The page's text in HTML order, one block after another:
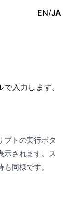
EN/JA
入力します。
プトの実行ボタ
示されます。ス
同様です。